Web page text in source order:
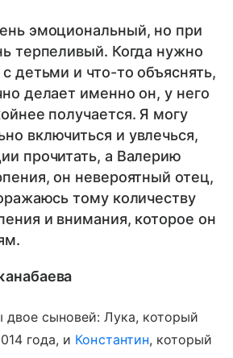
эмоциональный, но при
терпеливый. Когда нужно
с детьми и что-то объяснять,
делает именно он, у него
получается. Я могу
включиться и увлечься,
прочитать, а Валерию
он невероятный отец,
тому количеству
и внимания, которое он
сыновей: Лука, который
года, и Константин, который